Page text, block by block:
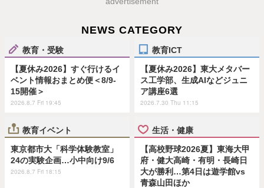
NEWS CATEGORY
教育・受験
【夏休み2026】すぐ行けるイ
ベント情報おまとめ便＜8/9-
15開催＞
2026.8.7 Fri 19:45
教育ICT
【夏休み2026】東大メタバー
ス工学部、生成AIなどジュニ
ア講座6選
2026.7.30 Thu 11:15
教育イベント
東京都市大「科学体験教室」
24の実験企画…小中向け9/6
2026.8.7 Fri 18:15
生活・健康
【高校野球2026夏】東海大甲
府・健大高崎・有明・長崎日
大が勝利…第4日は遊学館vs
青森山田ほか